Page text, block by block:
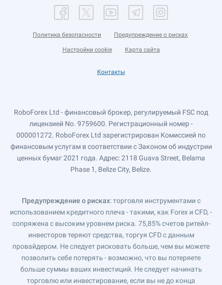
Политика безопасности Предупреждение о рисках
Настройки cookie Карта сайта
Контакты
RoboForex Ltd - финансовый брокер, регулируемый FSC под
лицензией No. 9759600. Регистрационный номер -
000001272. RoboForex Ltd зарегистрирован Комиссией по
финансовым услугам в соответствии с Законом об индустрии
ценных бумаг 2021 года. Адрес: 2118 Guava Street, Belama
Phase 1, Belize City, Belize.
Предупреждение о рисках: торговля инструментами с
использованием кредитного плеча - такими, как Forex и CFD, -
сопряжена с высоким уровнем риска. 75,85% счетов ритейл-
инвесторов теряют средства, торгуя CFD с данным
провайдером. Не следует рисковать больше, чем вы можете
позволить себе потерять - возможно, что вы потеряете
больше суммы ваших инвестиций. Не следует начинать
торговлю или инвестирование, если вы не до конца